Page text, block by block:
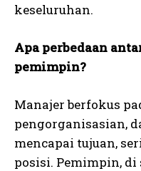
keseluruhan.
Apa perbedaan
pemimpin?
Manajer berfokus
pengorganisasian,
mencapai tujuan,
posisi. Pemimpin,